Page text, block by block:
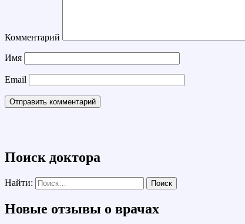
Комментарий
Имя
Email
Поиск доктора
Найти:
Новые отзывы о врачах